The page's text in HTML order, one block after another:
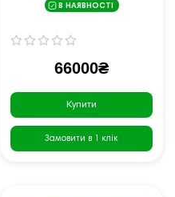
В НАЯВНОСТІ
66000₴
Купити
Замовити в 1 клік